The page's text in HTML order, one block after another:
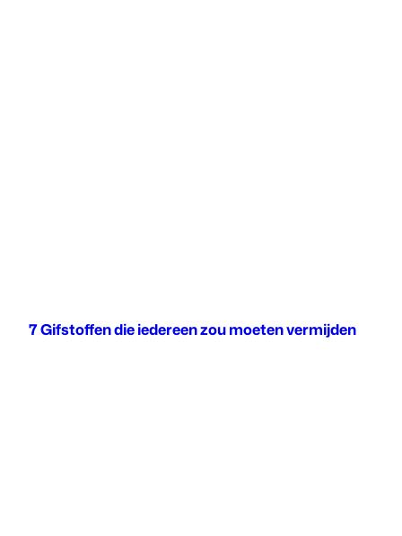
7 Gifstoffen die iedereen zou moeten vermijden